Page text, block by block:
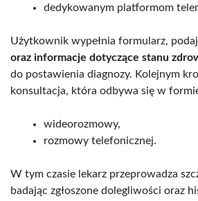
dedykowanym platformom
Użytkownik wypełnia formularz,
oraz informacje dotyczące stanu
do postawienia diagnozy. Kolejnym
konsultacja, która odbywa się w
wideorozmowy,
rozmowy telefonicznej.
W tym czasie lekarz przeprowadza
badając zgłoszone dolegliwości oraz